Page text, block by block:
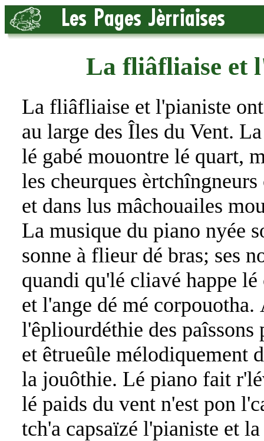
La fliâfliaise et
La fliâfliaise et l'pianiste
au large des Îles du Vent.
lé gabé mouontre lé quart,
les cheurques
et dans lus mâchouailes
La musique du piano nyée
sonne à flieur dé bras; ses
quandi qu'lé cliavé happe
et l'ange dé mé
l'êpliourdéthie des paîssons
et êtrueûle mélodiquement
la jouôthie. Lé piano fait
lé paids du vent n'est pon
tch'a capsaïzé l'pianiste et